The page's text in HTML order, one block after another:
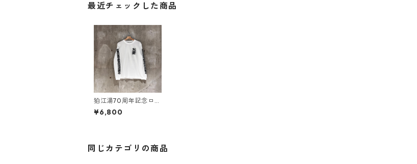
最近チェックした商品
狛江湯70周年記念ロン
Ｔ
¥6,800
同じカテゴリの商品